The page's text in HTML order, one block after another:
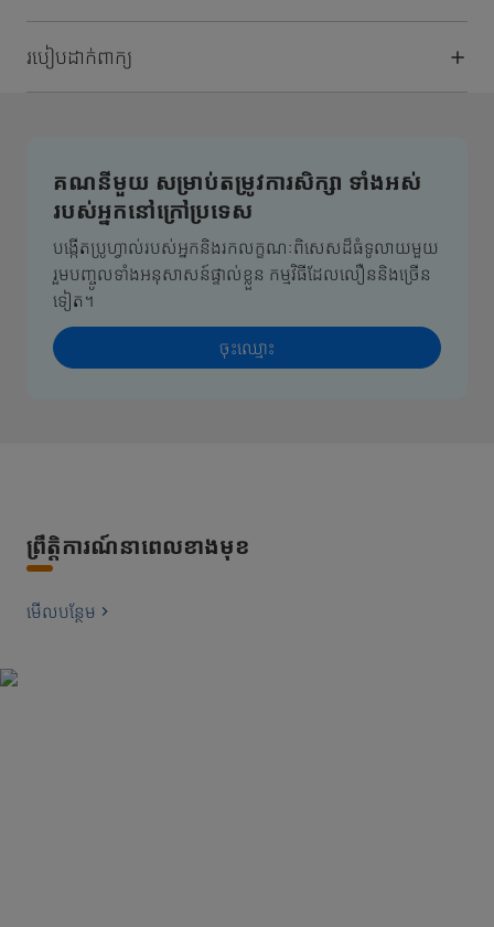
របៀបដាក់ពាក្យ
គណនីមួយ សម្រាប់តម្រូវការសិក្សា ទាំងអស់
របស់អ្នកនៅក្រៅប្រទេស
បង្កើតប្រូហ្វាល់របស់អ្នកនិងរកលក្ខណៈពិសេសដ៏ធំទូលាយមួយ
រួមបញ្ចូលទាំងអនុសាសន៍ផ្ទាល់ខ្លួន កម្មវិធីដែលលឿននិងច្រើន
ទៀត។
ចុះឈ្មោះ
ព្រឹត្តិការណ៍នាពេលខាងមុខ
មើល​បន្ថែម